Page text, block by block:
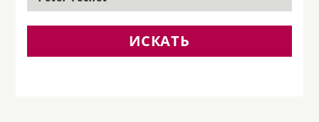
ИСКАТЬ